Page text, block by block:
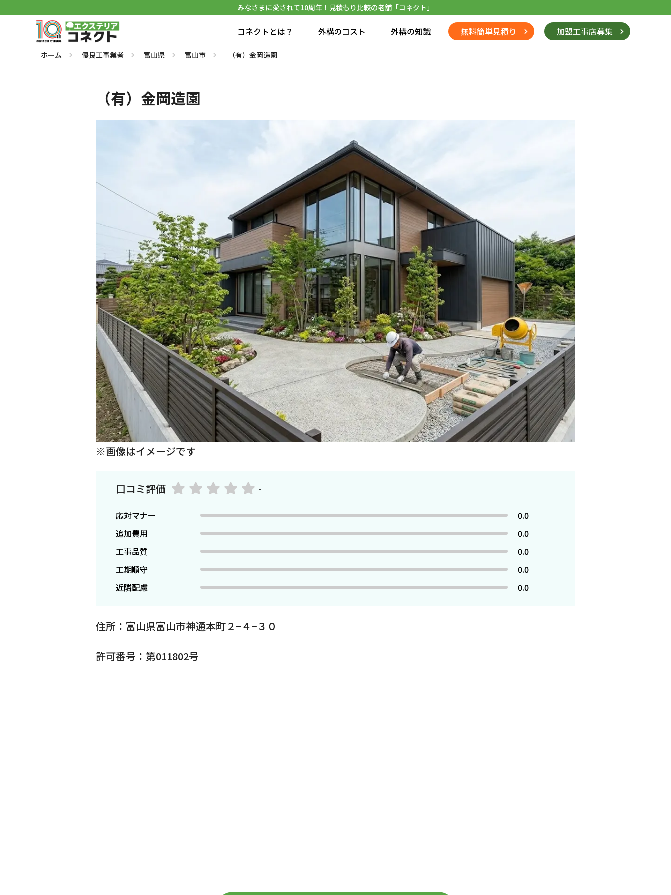
みなさまに愛されて10周年！見積もり比較の老舗「コネクト」
コネクトとは？ 外構のコスト 外構の知識 無料簡単見積り 加盟工事店募集
ホーム 優良工事業者 富山県 富山市 （有）金岡造園
（有）金岡造園
※画像はイメージです
口コミ評価 -
応対マナー
0.0
追加費用
0.0
工事品質
0.0
工期順守
0.0
近隣配慮
0.0
住所：富山県富山市神通本町２−４−３０
許可番号：第011802号